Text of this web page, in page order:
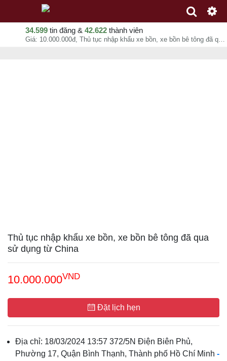
34.599 tin đăng & 42.622 thành viên
Giá: 10.000.000đ, Thủ tục nhập khẩu xe bồn, xe bồn bê tông đã qua sử dụng từ China, Anh Nghĩa, chuyên mục Dịch vụ xuất nhập khẩu tại - - 08-08-2026 20:26:59
Thủ tục nhập khẩu xe bồn, xe bồn bê tông đã qua
sử dụng từ China
10.000.000VND
Đặt lịch hẹn
Địa chỉ: 18/03/2024 13:57 372/5N Điện Biên Phủ,
Phường 17, Quận Bình Thạnh, Thành phố Hồ Chí Minh -